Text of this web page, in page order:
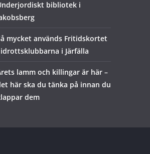
bibliotek i
mycket används Fritidskortet
i Järfälla
lamm och killingar är här –
här ska du tänka på innan du
dem